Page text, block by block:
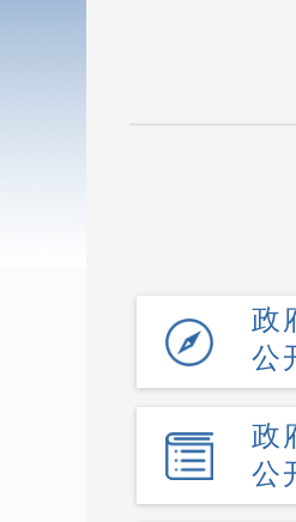
政府信息
公
政
公